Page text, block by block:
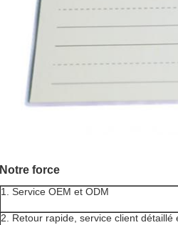
Notre force
1. Service OEM et ODM
2. Retour rapide, service client détaillé